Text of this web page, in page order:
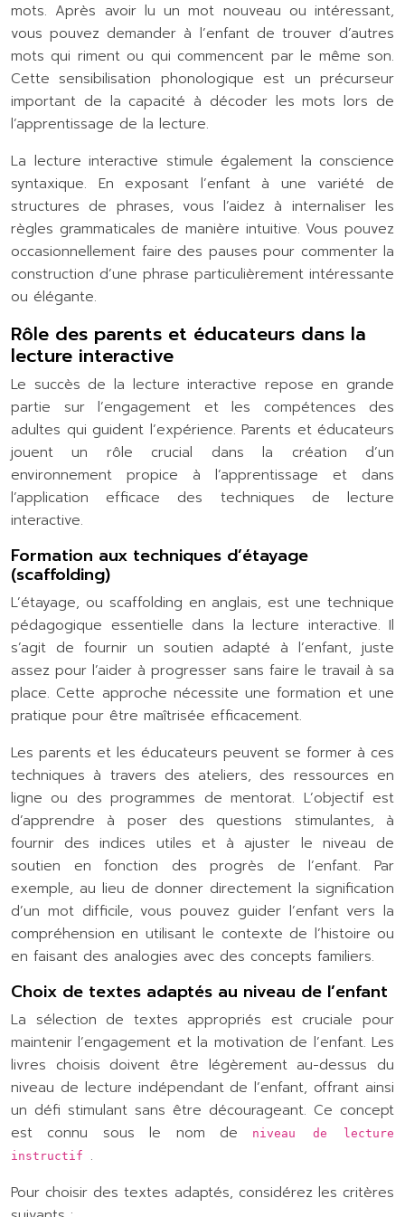
mots. Après avoir lu un mot nouveau ou intéressant,
vous pouvez demander à l’enfant de trouver d’autres
mots qui riment ou qui commencent par le même son.
Cette sensibilisation phonologique est un précurseur
important de la capacité à décoder les mots lors de
l’apprentissage de la lecture.
La lecture interactive stimule également la conscience
syntaxique. En exposant l’enfant à une variété de
structures de phrases, vous l’aidez à internaliser les
règles grammaticales de manière intuitive. Vous pouvez
occasionnellement faire des pauses pour commenter la
construction d’une phrase particulièrement intéressante
ou élégante.
Rôle des parents et éducateurs dans la
lecture interactive
Le succès de la lecture interactive repose en grande
partie sur l’engagement et les compétences des
adultes qui guident l’expérience. Parents et éducateurs
jouent un rôle crucial dans la création d’un
environnement propice à l’apprentissage et dans
l’application efficace des techniques de lecture
interactive.
Formation aux techniques d’étayage
(scaffolding)
L’étayage, ou scaffolding en anglais, est une technique
pédagogique essentielle dans la lecture interactive. Il
s’agit de fournir un soutien adapté à l’enfant, juste
assez pour l’aider à progresser sans faire le travail à sa
place. Cette approche nécessite une formation et une
pratique pour être maîtrisée efficacement.
Les parents et les éducateurs peuvent se former à ces
techniques à travers des ateliers, des ressources en
ligne ou des programmes de mentorat. L’objectif est
d’apprendre à poser des questions stimulantes, à
fournir des indices utiles et à ajuster le niveau de
soutien en fonction des progrès de l’enfant. Par
exemple, au lieu de donner directement la signification
d’un mot difficile, vous pouvez guider l’enfant vers la
compréhension en utilisant le contexte de l’histoire ou
en faisant des analogies avec des concepts familiers.
Choix de textes adaptés au niveau de l’enfant
La sélection de textes appropriés est cruciale pour
maintenir l’engagement et la motivation de l’enfant. Les
livres choisis doivent être légèrement au-dessus du
niveau de lecture indépendant de l’enfant, offrant ainsi
un défi stimulant sans être décourageant. Ce concept
est connu sous le nom de
niveau de lecture
instructif .
Pour choisir des textes adaptés, considérez les critères